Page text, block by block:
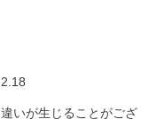
いが生じることがござ